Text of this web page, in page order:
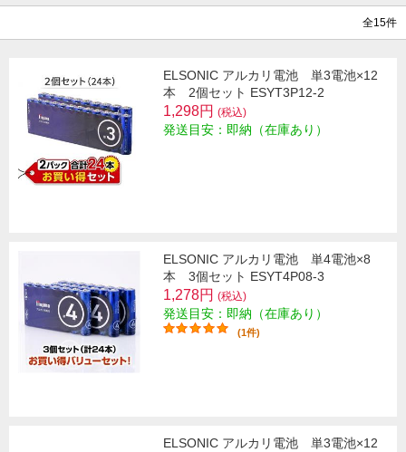
全15件
ELSONIC アルカリ電池 単3電池×12
本 2個セット ESYT3P12-2
1,298円 (税込)
発送目安：即納（在庫あり）
ELSONIC アルカリ電池 単4電池×8
本 3個セット ESYT4P08-3
1,278円 (税込)
発送目安：即納（在庫あり）
(1件)
ELSONIC アルカリ電池 単3電池×12